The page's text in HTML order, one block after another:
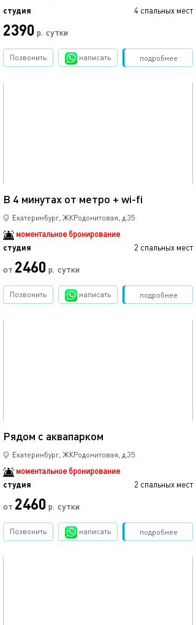
студия 4 спальных мест
2390 р. сутки
подробнее
Позвонить написать Забронировать
В 4 минутах от метро + wi-fi
Екатеринбург, ЖКРодонитовая, д.35
моментальное бронирование
студия
2 спальных мест
от 2460 р. сутки
подробнее
Позвонить написать Забронировать
Рядом с аквапарком
Екатеринбург, ЖКРодонитовая, д.35
моментальное бронирование
студия
2 спальных мест
от 2460 р. сутки
подробнее
Позвонить написать Забронировать